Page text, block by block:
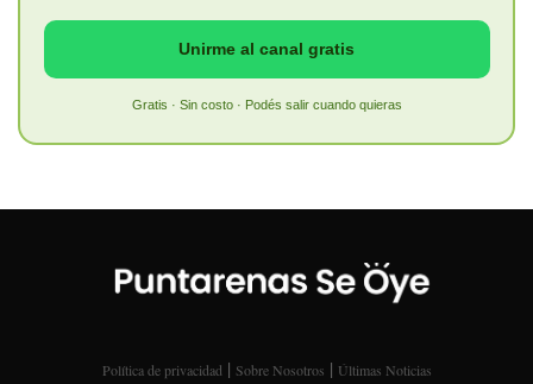
Unirme al canal gratis
Gratis · Sin costo · Podés salir cuando quieras
Política de privacidad | Sobre Nosotros | Últimas Noticias